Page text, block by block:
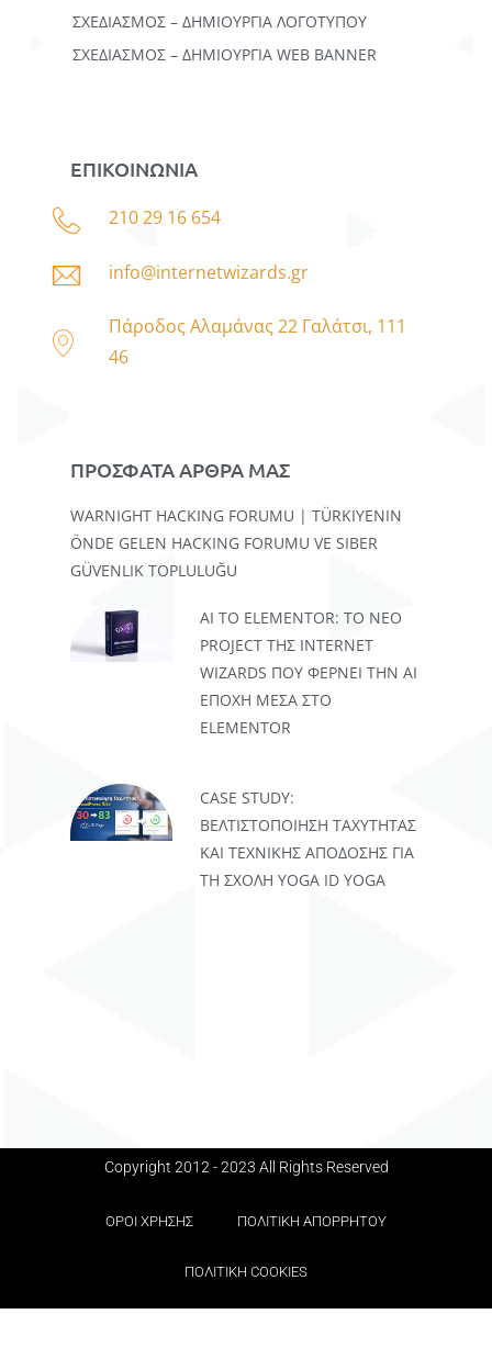
ΣΧΕΔΙΑΣΜΟΣ – ΔΗΜΙΟΥΡΓΙΑ ΛΟΓΟΤΥΠΟΥ
ΣΧΕΔΙΑΣΜΟΣ – ΔΗΜΙΟΥΡΓΙΑ WEB BANNER
ΕΠΙΚΟΙΝΩΝΙΑ
210 29 16 654
info@internetwizards.gr
Πάροδος Αλαμάνας 22 Γαλάτσι, 111
46
ΠΡΟΣΦΑΤΑ ΑΡΘΡΑ ΜΑΣ
WARNIGHT HACKING FORUMU | TÜRKIYENIN
ÖNDE GELEN HACKING FORUMU VE SIBER
GÜVENLIK TOPLULUĞU
AI TO ELEMENTOR: ΤΟ ΝΈΟ
PROJECT ΤΗΣ INTERNET
WIZARDS ΠΟΥ ΦΈΡΝΕΙ ΤΗΝ AI
ΕΠΟΧΉ ΜΈΣΑ ΣΤΟ
ELEMENTOR
CASE STUDY:
ΒΕΛΤΙΣΤΟΠΟΊΗΣΗ ΤΑΧΎΤΗΤΑΣ
ΚΑΙ ΤΕΧΝΙΚΉΣ ΑΠΌΔΟΣΗΣ ΓΙΑ
ΤΗ ΣΧΟΛΉ YOGA ID YOGA
Copyright 2012 - 2023 All Rights Reserved
ΟΡΟΙ ΧΡΗΣΗΣ ΠΟΛΙΤΙΚΗ ΑΠΟΡΡΗΤΟΥ
ΠΟΛΙΤΙΚΗ COOKIES